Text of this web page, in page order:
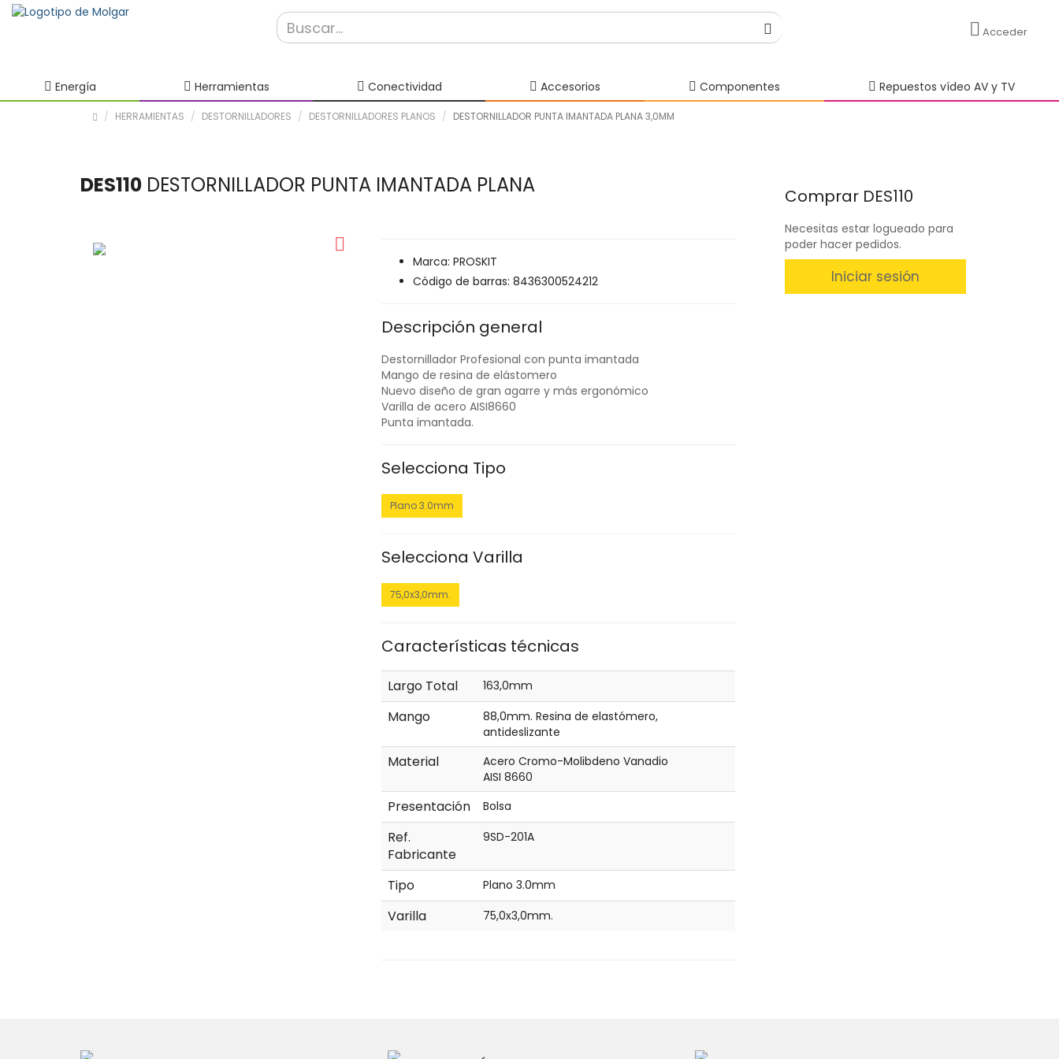
Acceder
Energía Herramientas Conectividad Accesorios Componentes Repuestos vídeo AV y TV
HERRAMIENTAS DESTORNILLADORES DESTORNILLADORES PLANOS DESTORNILLADOR PUNTA IMANTADA PLANA 3,0MM
DES110 DESTORNILLADOR PUNTA IMANTADA PLANA
Marca: PROSKIT
Código de barras: 8436300524212
Descripción general
Destornillador Profesional con punta imantada
Mango de resina de elástomero
Nuevo diseño de gran agarre y más ergonómico
Varilla de acero AISI8660
Punta imantada.
Selecciona Tipo
Plano 3.0mm
Selecciona Varilla
75,0x3,0mm.
Características técnicas
Largo Total 163,0mm
Mango
88,0mm. Resina de elastómero,
antideslizante
Material
Acero Cromo-Molibdeno Vanadio
AISI 8660
Presentación Bolsa
Ref.
Fabricante
9SD-201A
Tipo Plano 3.0mm
Varilla 75,0x3,0mm.
Comprar DES110
Necesitas estar logueado para
poder hacer pedidos.
Iniciar sesión